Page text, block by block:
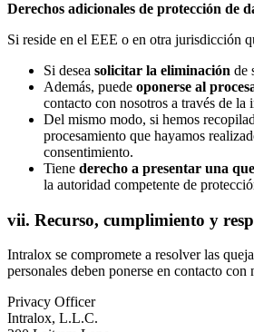
Derechos adicionales de protección de
Si reside en el EEE o en otra jurisdicción
Si desea solicitar la eliminación de
Además, puede oponerse al
contacto con nosotros a través de
Del mismo modo, si hemos
procesamiento que hayamos
consentimiento.
Tiene derecho a presentar una
la autoridad competente de
vii. Recurso, cumplimiento y
Intralox se compromete a resolver las
personales deben ponerse en contacto
Privacy Officer
Intralox, L.L.C.